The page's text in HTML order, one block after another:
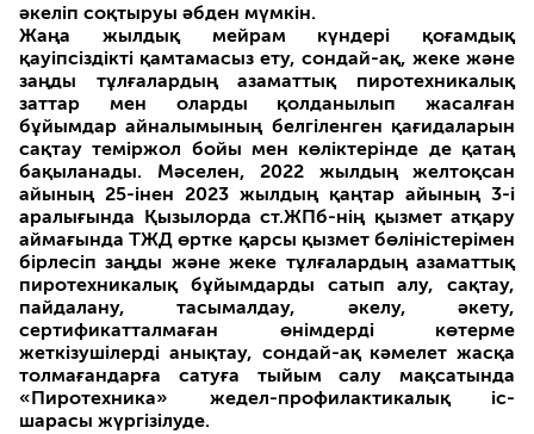
әкеліп соқтыруы әбден мүмкін.
Жаңа жылдық мейрам күндері қоғамдық
қауіпсіздікті қамтамасыз ету, сондай-ақ, жеке және
заңды тұлғалардың азаматтық пиротехникалық
заттар мен оларды қолданылып жасалған
бұйымдар айналымының белгіленген қағидаларын
сақтау теміржол бойы мен көліктерінде де қатаң
бақыланады. Мәселен, 2022 жылдың желтоқсан
айының 25-інен 2023 жылдың қаңтар айының 3-і
аралығында Қызылорда ст.ЖПб-нің қызмет атқару
аймағында ТЖД өртке қарсы қызмет бөліністерімен
бірлесіп заңды және жеке тұлғалардың азаматтық
пиротехникалық бұйымдарды сатып алу, сақтау,
пайдалану, тасымалдау, әкелу, әкету,
сертификатталмаған өнімдерді көтерме
жеткізушілерді анықтау, сондай-ақ кәмелет жасқа
толмағандарға сатуға тыйым салу мақсатында
«Пиротехника» жедел-профилактикалық іс-
шарасы жүргізілуде.